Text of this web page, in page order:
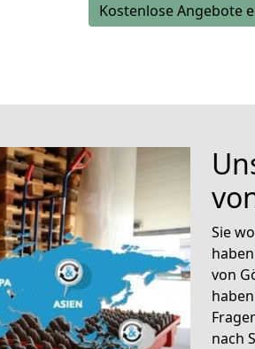
Kostenlose Angebote
Sie
von
nach